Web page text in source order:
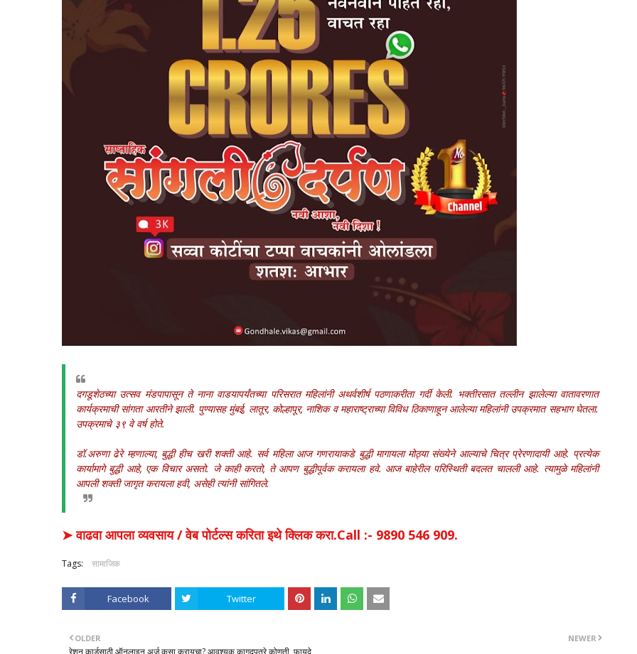
दगडूशेठच्या उत्सव मंडपापासून ते नाना वाडयापर्यंतच्या परिसरात महिलांनी अथर्वशीर्ष पठणाकरीता गर्दी केली. भक्तीरसात तल्लीन झालेल्या वातावरणात
कार्यक्रमाची सांगता आरतीने झाली. पुण्यासह मुंबई, लातूर, कोल्हापूर, नाशिक व महाराष्ट्राच्या विविध ठिकाणाहून आलेल्या महिलांनी उपक्रमात सहभाग घेतला.
उपक्रमाचे ३९ वे वर्ष होते.
डॉ.अरुणा ढेरे म्हणाल्या, बुद्धी हीच खरी शक्ती आहे. सर्व महिला आज गणरायाकडे बुद्धी मागायला मोठ्या संख्येने आल्याचे चित्र प्रेरणादायी आहे. प्रत्येक
कार्यामागे बुद्धी आहे, एक विचार असतो. जे काही करतो, ते आपण बुद्धीपूर्वक करायला हवे. आज बाहेरील परिस्थिती बदलत चालली आहे. त्यामुळे महिलांनी
आपली शक्ती जागृत करायला हवी, असेही त्यांनी सांगितले.
➤ वाढवा आपला व्यवसाय / वेब पोर्टल्स करिता इथे क्लिक करा.Call :- 9890 546 909.
Tags: सामाजिक
Facebook Twitter
NEWER
OLDER
रेशन कार्डसाठी ऑनलाइन अर्ज कसा करायचा? आवश्यक कागदपत्रे कोणती, फायदे